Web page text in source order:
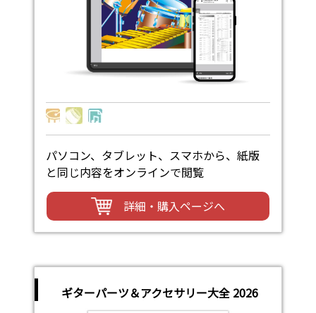
パソコン、タブレット、スマホから、紙版
と同じ内容をオンラインで閲覧
詳細・購入ページへ
ギターパーツ＆アクセサリー大全 2026